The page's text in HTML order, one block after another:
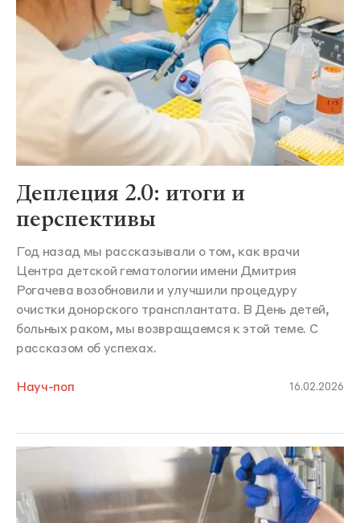
Деплеция 2.0: итоги и
перспективы
Год назад мы рассказывали о том, как врачи
Центра детской гематологии имени Дмитрия
Рогачева возобновили и улучшили процедуру
очистки донорского трансплантата. В День детей,
больных раком, мы возвращаемся к этой теме. С
рассказом об успехах.
Науч-поп 16.02.2026